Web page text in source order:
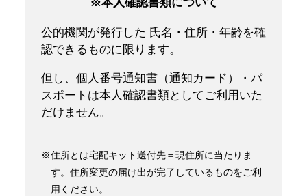
※本人確認書類について
公的機関が発行した 氏名・住所・年齢を確
認できるものに限ります。
但し、個人番号通知書（通知カード）・パ
スポートは本人確認書類としてご利用いた
だけません。
※住所とは宅配キット送付先＝現住所に当たりま
す。住所変更の届け出が完了しているものをご利
用ください。